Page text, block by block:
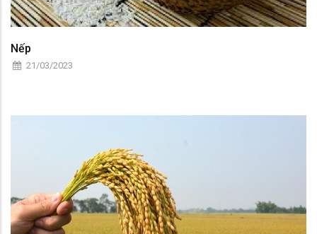
Nếp
21/03/2023